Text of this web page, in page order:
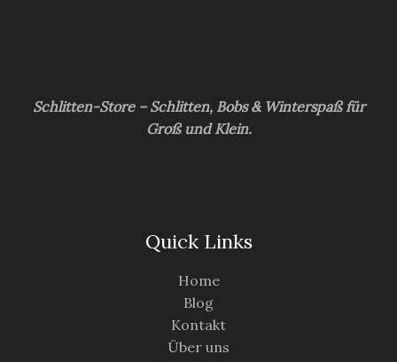
Schlitten-Store – Schlitten, Bobs & Winterspaß für
Groß und Klein.
Quick Links
Home
Blog
Kontakt
Über uns